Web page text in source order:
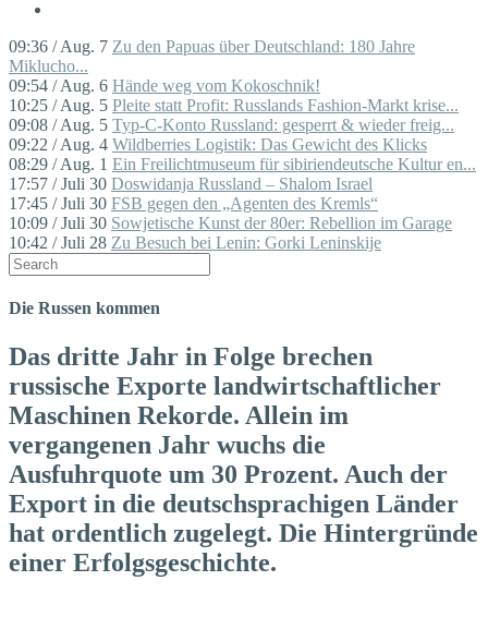
09:36 / Aug. 7 Zu den Papuas über Deutschland: 180 Jahre
Miklucho...
09:54 / Aug. 6 Hände weg vom Kokoschnik!
10:25 / Aug. 5 Pleite statt Profit: Russlands Fashion-Markt krise...
09:08 / Aug. 5 Typ-C-Konto Russland: gesperrt & wieder freig...
09:22 / Aug. 4 Wildberries Logistik: Das Gewicht des Klicks
08:29 / Aug. 1 Ein Freilichtmuseum für sibiriendeutsche Kultur en...
17:57 / Juli 30 Doswidanja Russland – Shalom Israel
17:45 / Juli 30 FSB gegen den „Agenten des Kremls“
10:09 / Juli 30 Sowjetische Kunst der 80er: Rebellion im Garage
10:42 / Juli 28 Zu Besuch bei Lenin: Gorki Leninskije
Die Russen kommen
Das dritte Jahr in Folge brechen
russische Exporte landwirtschaftlicher
Maschinen Rekorde. Allein im
vergangenen Jahr wuchs die
Ausfuhrquote um 30 Prozent. Auch der
Export in die deutschsprachigen Länder
hat ordentlich zugelegt. Die Hintergründe
einer Erfolgsgeschichte.